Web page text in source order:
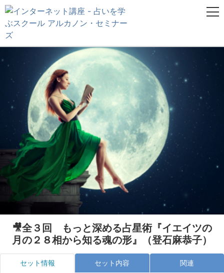
🎥全３回 もっと深める占星術『イエイツの
月の２８相から知る魂の形』（登石麻恭子）
セット情報 セット内容 関連